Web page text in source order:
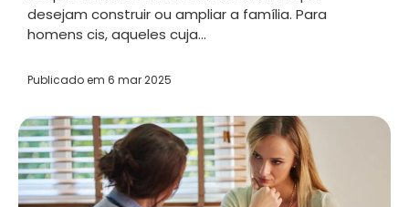
desejam construir ou ampliar a família. Para
homens cis, aqueles cuja...
Publicado em 6 mar 2025